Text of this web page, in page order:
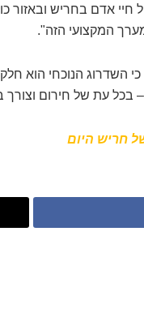
חיי אדם בחריש ובאזור
המקצועי הזה".
כי השדרוג הנוכחי
בכל עת של חירום וצורך
חריש היום